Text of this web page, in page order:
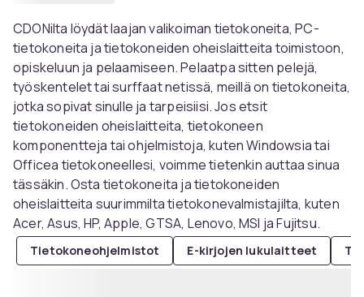
CDONilta löydät laajan valikoiman tietokoneita, PC-
tietokoneita ja tietokoneiden oheislaitteita toimistoon,
opiskeluun ja pelaamiseen. Pelaatpa sitten pelejä,
työskentelet tai surffaat netissä, meillä on tietokoneita,
jotka sopivat sinulle ja tarpeisiisi. Jos etsit
tietokoneiden oheislaitteita, tietokoneen
komponentteja tai ohjelmistoja, kuten Windowsia tai
Officea tietokoneellesi, voimme tietenkin auttaa sinua
tässäkin. Osta tietokoneita ja tietokoneiden
oheislaitteita suurimmilta tietokonevalmistajilta, kuten
Acer, Asus, HP, Apple, GTSA, Lenovo, MSI ja Fujitsu.
Tietokoneohjelmistot E-kirjojen lukulaitteet